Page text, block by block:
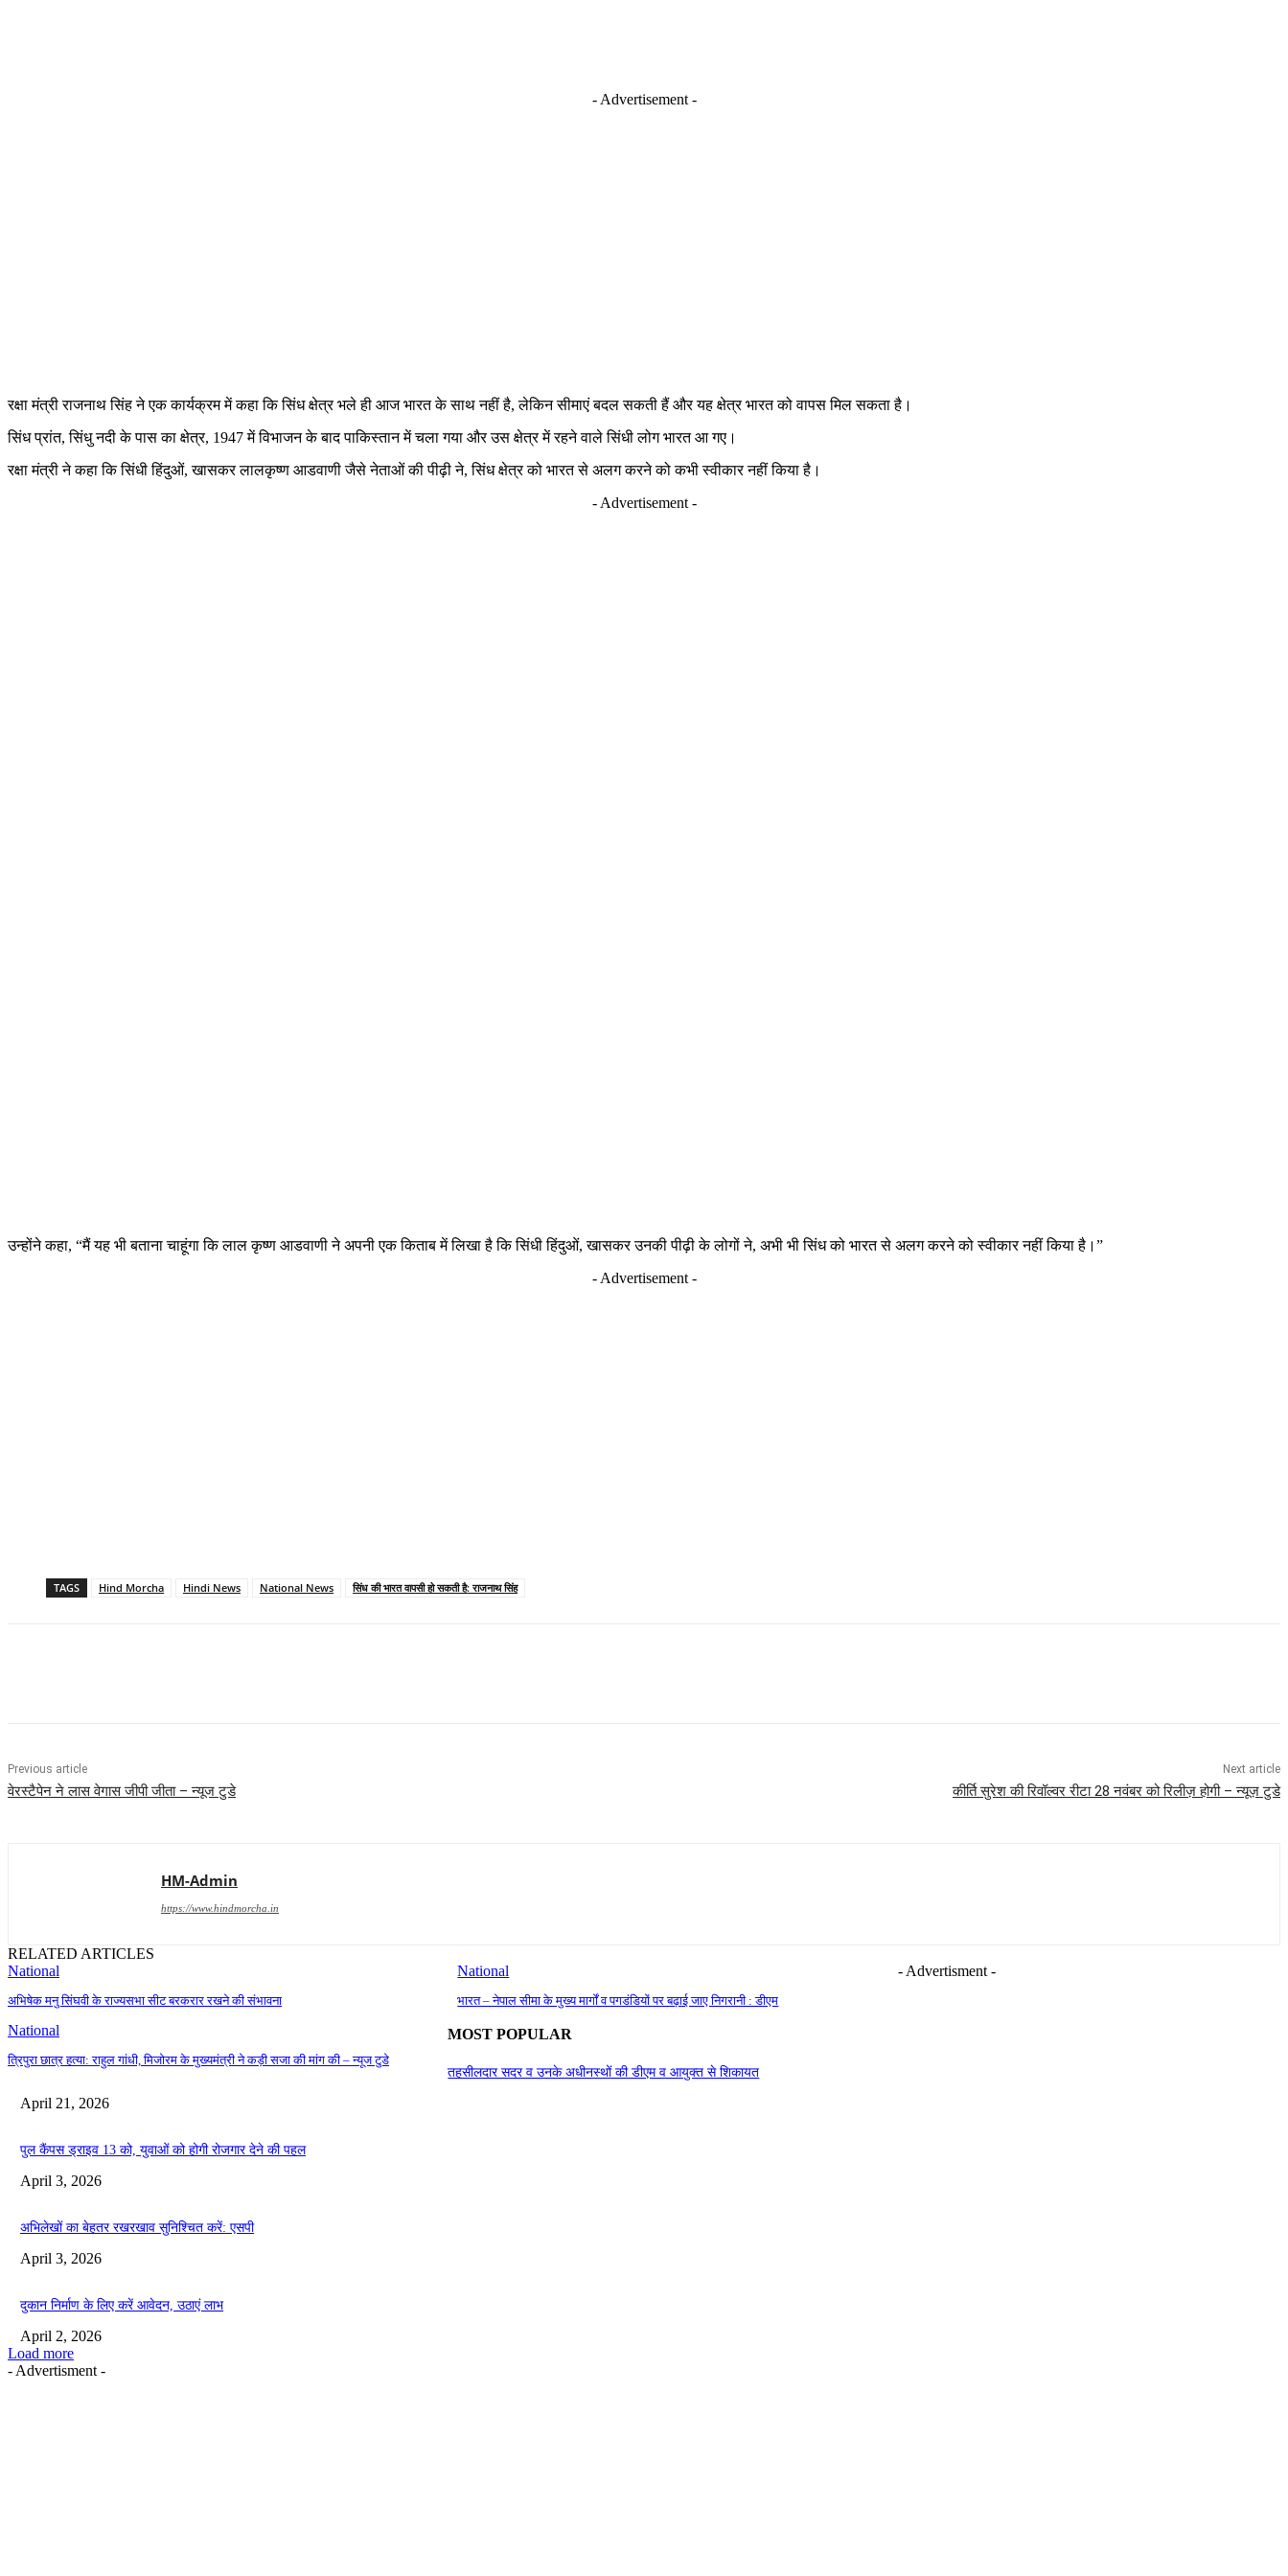
- Advertisement -
रक्षा मंत्री राजनाथ सिंह ने एक कार्यक्रम में कहा कि सिंध क्षेत्र भले ही आज भारत के साथ नहीं है, लेकिन सीमाएं बदल सकती हैं और यह क्षेत्र भारत को वापस मिल सकता है।
सिंध प्रांत, सिंधु नदी के पास का क्षेत्र, 1947 में विभाजन के बाद पाकिस्तान में चला गया और उस क्षेत्र में रहने वाले सिंधी लोग भारत आ गए।
रक्षा मंत्री ने कहा कि सिंधी हिंदुओं, खासकर लालकृष्ण आडवाणी जैसे नेताओं की पीढ़ी ने, सिंध क्षेत्र को भारत से अलग करने को कभी स्वीकार नहीं किया है।
- Advertisement -
उन्होंने कहा, “मैं यह भी बताना चाहूंगा कि लाल कृष्ण आडवाणी ने अपनी एक किताब में लिखा है कि सिंधी हिंदुओं, खासकर उनकी पीढ़ी के लोगों ने, अभी भी सिंध को भारत से अलग करने को स्वीकार नहीं किया है।”
- Advertisement -
TAGS Hind Morcha Hindi News National News सिंध की भारत वापसी हो सकती है: राजनाथ सिंह
Previous article
वेरस्टैपेन ने लास वेगास जीपी जीता – न्यूज टुडे
Next article
कीर्ति सुरेश की रिवॉल्वर रीटा 28 नवंबर को रिलीज़ होगी – न्यूज़ टुडे
HM-Admin
https://www.hindmorcha.in
RELATED ARTICLES
National
अभिषेक मनु सिंघवी के राज्यसभा सीट बरकरार रखने की संभावना
National
भारत – नेपाल सीमा के मुख्य मार्गों व पगडंडियों पर बढ़ाई जाए निगरानी : डीएम
National
त्रिपुरा छात्र हत्या: राहुल गांधी, मिजोरम के मुख्यमंत्री ने कड़ी सजा की मांग की – न्यूज टुडे
- Advertisment -
MOST POPULAR
तहसीलदार सदर व उनके अधीनस्थों की डीएम व आयुक्त से शिकायत
April 21, 2026
पुल कैंपस ड्राइव 13 को, युवाओं को होगी रोजगार देने की पहल
April 3, 2026
अभिलेखों का बेहतर रखरखाव सुनिश्चित करें: एसपी
April 3, 2026
दुकान निर्माण के लिए करें आवेदन, उठाएं लाभ
April 2, 2026
Load more
- Advertisment -